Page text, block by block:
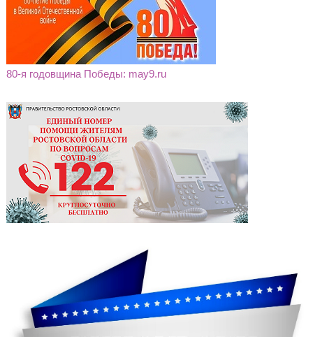
80-я годовщина Победы: may9.ru